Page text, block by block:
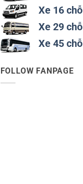
Xe 16 chỗ
Xe 29 chỗ
Xe 45 chỗ
FOLLOW FANPAGE